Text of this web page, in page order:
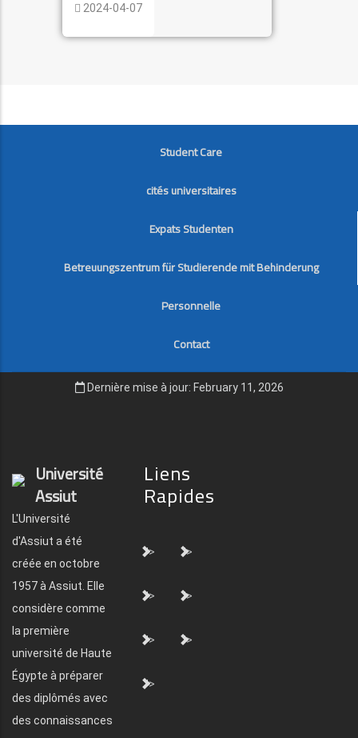
2024-04-07
FOOTER
Student Care
cités universitaires
Expats Studenten
Betreuungszentrum für Studierende mit Behinderung
Personnelle
Contact
Dernière mise à jour: February 11, 2026
Université
Assiut
L'Université
d'Assiut a été
créée en octobre
1957 à Assiut. Elle
considère comme
la première
université de Haute
Égypte à préparer
des diplômés avec
des connaissances
Liens
Rapides
"> ">
"> ">
"> ">
">